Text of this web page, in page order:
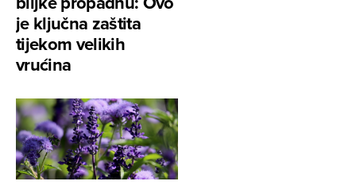
je ključna zaštita
tijekom velikih
vrućina